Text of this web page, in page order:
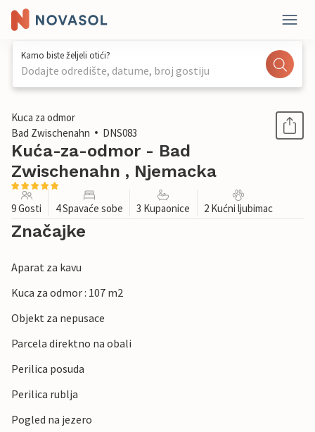
Kamo biste željeli otići?
Dodajte odredište, datume, broj gostiju
1 / 1
Kuca za odmor
Bad Zwischenahn
DNS083
Kuća-za-odmor - Bad
Zwischenahn , Njemacka
9 Gosti 4 Spavaće sobe 3 Kupaonice 2 Kućni ljubimac
Značajke
Aparat za kavu
Kuca za odmor : 107 m2
Objekt za nepusace
Parcela direktno na obali
Perilica posuda
Perilica rublja
Pogled na jezero